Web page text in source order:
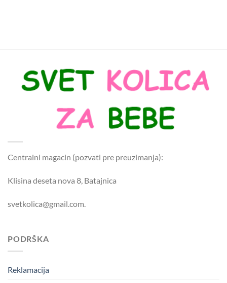
Centralni magacin (pozvati pre preuzimanja):
Klisina deseta nova 8, Batajnica
svetkolica@gmail.com.
PODRŠKA
Reklamacija